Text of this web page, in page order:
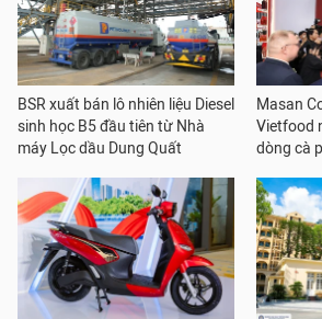
BSR xuất bán lô nhiên liệu Diesel
sinh học B5 đầu tiên từ Nhà
máy Lọc dầu Dung Quất
Masan
Vietfood
dòng cà